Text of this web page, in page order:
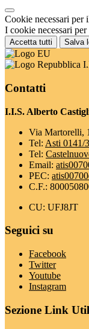
Cookie necessari per
I cookie necessari
Accetta tutti Salva
Contatti
I.I.S. Alberto
Via Martorelli,
Tel: Asti 0141/
Tel:
Email:
PEC:
C.F.:
CU: UFJ8JT
Seguici su
Facebook
Twitter
Youtube
Instagram
Sezione Link